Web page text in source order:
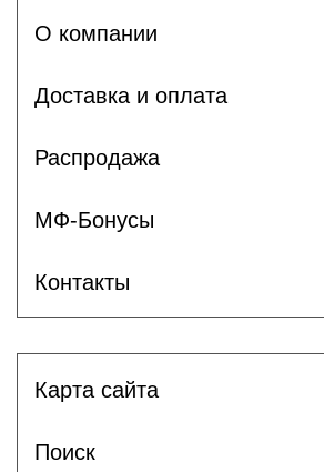
О компании
Доставка и оплата
Распродажа
МФ-Бонусы
Контакты
Карта сайта
Поиск